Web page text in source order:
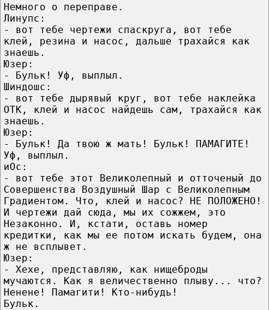
Немного о переправе.
Линупс:
- вот тебе чертежи спаскруга, вот тебе
клей, резина и насос, дальше трахайся как
знаешь.
Юзер:
- Бульк! Уф, выплыл.
Шиндошс:
- вот тебе дырявый круг, вот тебе наклейка
ОТК, клей и насос найдешь сам, трахайся как
знаешь.
Юзер:
- Бульк! Да твою ж мать! Бульк! ПАМАГИТЕ!
Уф, выплыл.
иОс:
- вот тебе этот Великолепный и отточеный до
Совершенства Воздушный Шар с Великолепным
Градиентом. Что, клей и насос? НЕ ПОЛОЖЕНО!
И чертежи дай сюда, мы их сожжем, это
Незаконно. И, кстати, оставь номер
кредитки, как мы ее потом искать будем, она
ж не всплывет.
Юзер:
- Хехе, представляю, как нищеброды
мучаются. Как я величественно плыву... что?
Ненене! Памагити! Кто-нибудь!
Бульк.